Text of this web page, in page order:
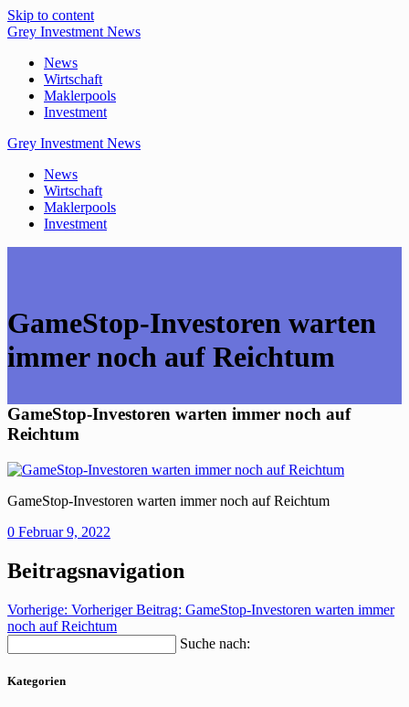
Skip to content
Grey Investment News
News
Wirtschaft
Maklerpools
Investment
Grey Investment News
News
Wirtschaft
Maklerpools
Investment
GameStop-Investoren warten
immer noch auf Reichtum
GameStop-Investoren warten immer noch auf
Reichtum
GameStop-Investoren warten immer noch auf Reichtum
0 Februar 9, 2022
Beitragsnavigation
Vorherige: Vorheriger Beitrag: GameStop-Investoren warten immer
noch auf Reichtum
Suche nach:
Kategorien